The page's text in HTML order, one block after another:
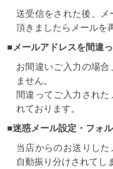
送受信をされた後、
頂きましたらメールを
■メールアドレスを間違っ
お間違いご入力の場
ません。
間違ってご入力され
れております。
■迷惑メール設定・フォル
当店からのお送りし
自動振り分けされてし